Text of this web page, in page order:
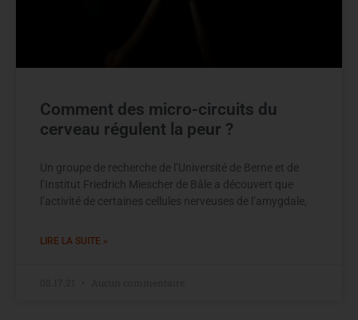
Comment des micro-circuits du
cerveau régulent la peur ?
Un groupe de recherche de l’Université de Berne et de
l’Institut Friedrich Miescher de Bâle a découvert que
l’activité de certaines cellules nerveuses de l’amygdale,
LIRE LA SUITE »